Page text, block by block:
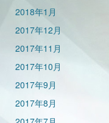
2018年1月
2017年12月
2017年11月
2017年10月
2017年9月
2017年8月